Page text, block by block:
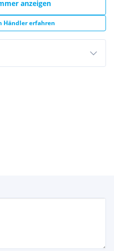
anzeigen
Händler erfahren